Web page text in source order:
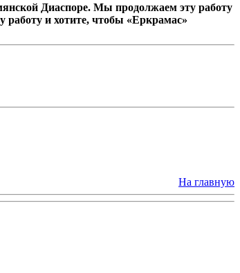
Диаспоре. Мы продолжаем эту работу
работу и хотите, чтобы «Еркрамас»
На главную